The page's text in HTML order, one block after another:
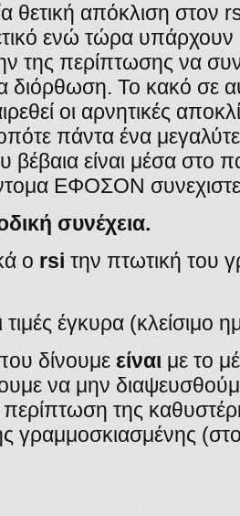
θετική απόκλιση στον
ενώ τώρα υπάρχουν
της περίπτωσης να
Το κακό σε
οι αρνητικές
πάντα ένα
είναι μέσα στο
ΕΦΟΣΟΝ
συνέχεια.
ο rsi την πτωτική του
έγκυρα
δίνουμε είναι με το
να μην
περίπτωση της
γραμμοσκιασμένης